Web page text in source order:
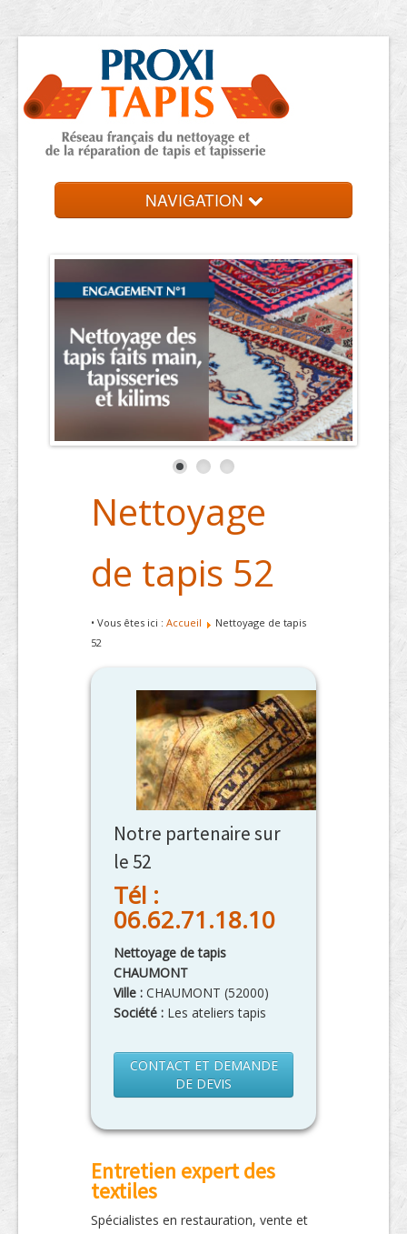
NAVIGATION
Nettoyage
de tapis 52
• Vous êtes ici : Accueil
Nettoyage de tapis
52
Notre partenaire sur
le 52
Tél :
06.62.71.18.10
Nettoyage de tapis
CHAUMONT
Ville : CHAUMONT (52000)
Société : Les ateliers tapis
CONTACT ET DEMANDE
DE DEVIS
Entretien expert des
textiles
Spécialistes en restauration, vente et